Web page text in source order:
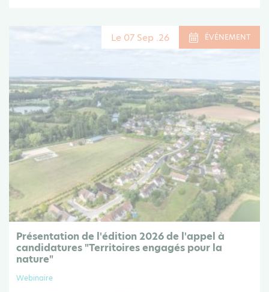
Le 07 Sep .26 ÉVÉNEMENT
Présentation de l'édition 2026 de l'appel à
candidatures "Territoires engagés pour la
nature"
Webinaire